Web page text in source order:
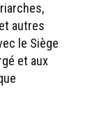
autres
le Siège
et aux